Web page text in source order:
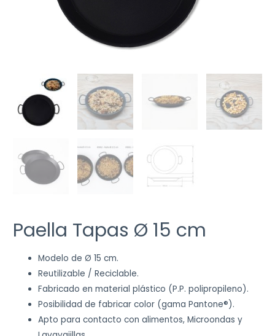
Paella Tapas Ø 15 cm
Modelo de Ø 15 cm.
Reutilizable / Reciclable.
Fabricado en material plástico (P.P. polipropileno).
Posibilidad de fabricar color (gama Pantone®).
Apto para contacto con alimentos, Microondas y